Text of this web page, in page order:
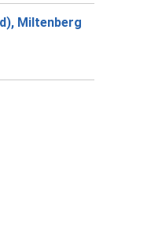
Miltenberg